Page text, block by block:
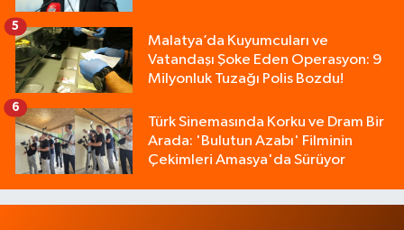
Malatya’da Kuyumcuları ve
Vatandaşı Şoke Eden Operasyon: 9
Milyonluk Tuzağı Polis Bozdu!
5
Türk Sinemasında Korku ve Dram Bir
Arada: 'Bulutun Azabı' Filminin
Çekimleri Amasya'da Sürüyor
6